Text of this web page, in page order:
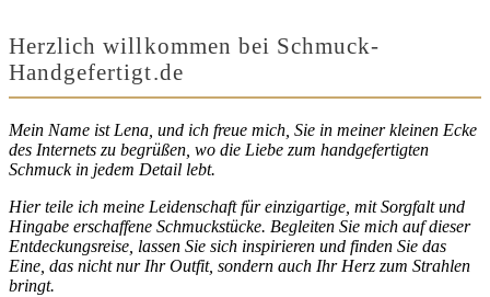
Herzlich willkommen bei Schmuck-
Handgefertigt.de
Mein Name ist Lena, und ich freue mich, Sie in meiner kleinen Ecke
des Internets zu begrüßen, wo die Liebe zum handgefertigten
Schmuck in jedem Detail lebt.
Hier teile ich meine Leidenschaft für einzigartige, mit Sorgfalt und
Hingabe erschaffene Schmuckstücke. Begleiten Sie mich auf dieser
Entdeckungsreise, lassen Sie sich inspirieren und finden Sie das
Eine, das nicht nur Ihr Outfit, sondern auch Ihr Herz zum Strahlen
bringt.